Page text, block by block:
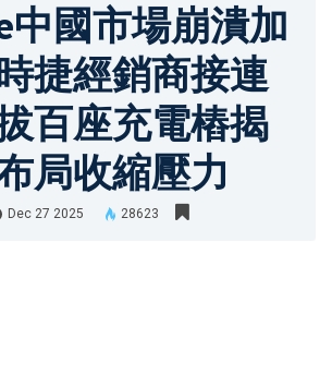
中國市場崩潰加
捷經銷商接連
百座充電樁揭
局收縮壓力
Dec 27 2025 28623